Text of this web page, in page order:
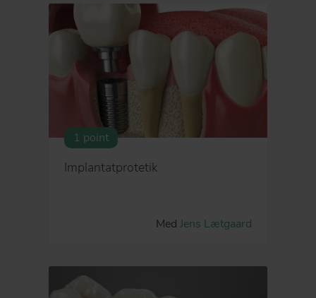
1 point
Implantatprotetik
Med Jens Lætgaard